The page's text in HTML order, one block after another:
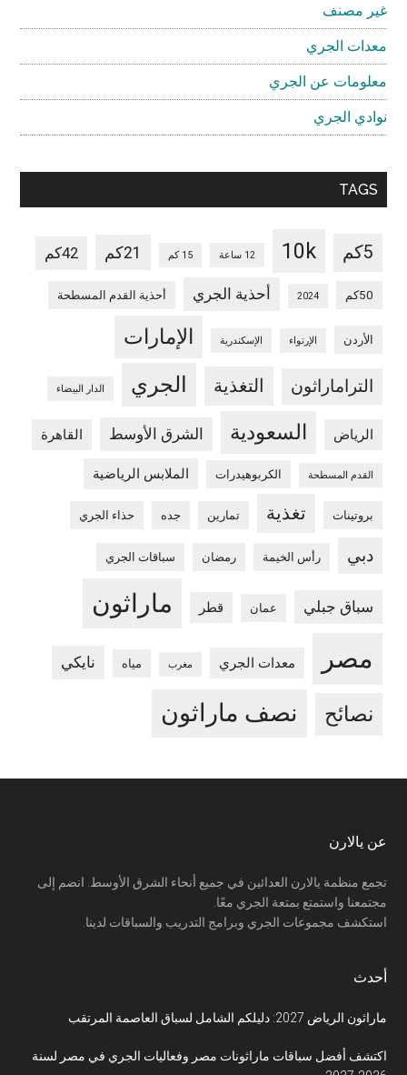
غير مصنف
معدات الجري
معلومات عن الجري
نوادي الجري
TAGS
5كم 10k 12 ساعة 15 كم 21كم 42كم
50كم 2024 أحذية الجري أحذية القدم المسطحة
الأردن الإرتواء الإسكندرية الإمارات
التراماراثون التغذية الجري الدار البيضاء
الرياض السعودية الشرق الأوسط القاهرة
القدم المسطحة الكربوهيدرات الملابس الرياضية
بروتينات تغذية تمارين جده حذاء الجري
دبي رأس الخيمة رمضان سباقات الجري
سباق جبلي عمان قطر ماراثون
مصر معدات الجري مغرب مياه نايكي
نصائح نصف ماراثون
Footer
عن يالارن
تجمع منظمة يالارن العدائين في جميع أنحاء الشرق الأوسط. انضم إلى
مجتمعنا واستمتع بمتعة الجري معًا.
استكشف مجموعات الجري وبرامج التدريب والسباقات لدينا.
أحدث
ماراثون الرياض 2027: دليلكم الشامل لسباق العاصمة المرتقب
اكتشف أفضل سباقات ماراثونات مصر وفعاليات الجري في مصر لسنة